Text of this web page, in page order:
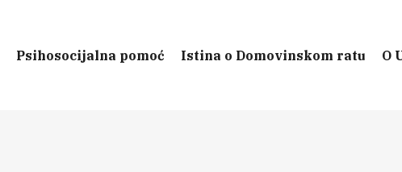
Psihosocijalna pomoć Istina o Domovinskom ratu O